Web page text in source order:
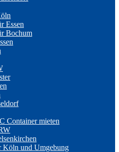
Essen
Bochum
Container mieten
Köln und Umgebung